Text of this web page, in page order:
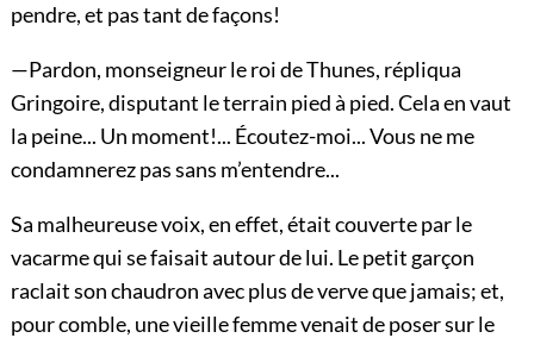
pendre, et pas tant de façons!
—Pardon, monseigneur le roi de Thunes, répliqua
Gringoire, disputant le terrain pied à pied. Cela en vaut
la peine... Un moment!... Écoutez-moi... Vous ne me
condamnerez pas sans m’entendre...
Sa malheureuse voix, en effet, était couverte par le
vacarme qui se faisait autour de lui. Le petit garçon
raclait son chaudron avec plus de verve que jamais; et,
pour comble, une vieille femme venait de poser sur le